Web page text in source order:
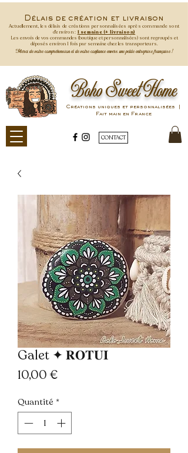
Délais de création et livraison
Actuellement, les délais de créations personnalisées après commande sont
d'environ : 1 semaine (+ livraison)
Les envois de vos commandes (boutique et personnalisées) sont regroupés et
déposés environ 1 fois par semainechez les transporteurs.
Merci de votre compréhension et de votre confiance envers une petite entreprise française !
Boho Sweet Home
Créations uniques et personnalisées |
Fait main en France
CONTACT
Galet ✦ 𝐑𝐎𝐓𝐔𝐈
10,00 €
Quantité *